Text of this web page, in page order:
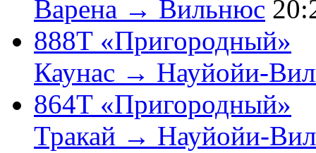
Варена → Вильнюс
888Т «Пригородный»
Каунас → Науйойи-
864Т «Пригородный»
Тракай → Науйойи-